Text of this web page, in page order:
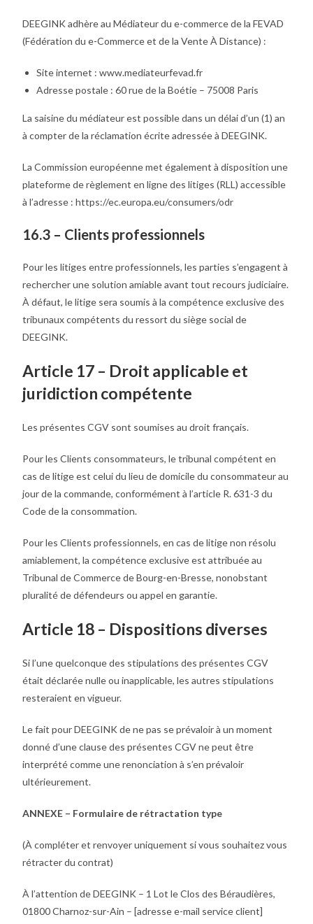
DEEGINK adhère au Médiateur du e-commerce de la FEVAD
(Fédération du e-Commerce et de la Vente À Distance) :
Site internet : www.mediateurfevad.fr
Adresse postale : 60 rue de la Boétie – 75008 Paris
La saisine du médiateur est possible dans un délai d’un (1) an
à compter de la réclamation écrite adressée à DEEGINK.
La Commission européenne met également à disposition une
plateforme de règlement en ligne des litiges (RLL) accessible
à l’adresse : https://ec.europa.eu/consumers/odr
16.3 – Clients professionnels
Pour les litiges entre professionnels, les parties s’engagent à
rechercher une solution amiable avant tout recours judiciaire.
À défaut, le litige sera soumis à la compétence exclusive des
tribunaux compétents du ressort du siège social de
DEEGINK.
Article 17 – Droit applicable et
juridiction compétente
Les présentes CGV sont soumises au droit français.
Pour les Clients consommateurs, le tribunal compétent en
cas de litige est celui du lieu de domicile du consommateur au
jour de la commande, conformément à l’article R. 631-3 du
Code de la consommation.
Pour les Clients professionnels, en cas de litige non résolu
amiablement, la compétence exclusive est attribuée au
Tribunal de Commerce de Bourg-en-Bresse, nonobstant
pluralité de défendeurs ou appel en garantie.
Article 18 – Dispositions diverses
Si l’une quelconque des stipulations des présentes CGV
était déclarée nulle ou inapplicable, les autres stipulations
resteraient en vigueur.
Le fait pour DEEGINK de ne pas se prévaloir à un moment
donné d’une clause des présentes CGV ne peut être
interprété comme une renonciation à s’en prévaloir
ultérieurement.
ANNEXE – Formulaire de rétractation type
(À compléter et renvoyer uniquement si vous souhaitez vous
rétracter du contrat)
À l’attention de DEEGINK – 1 Lot le Clos des Béraudières,
01800 Charnoz-sur-Ain – [adresse e-mail service client]